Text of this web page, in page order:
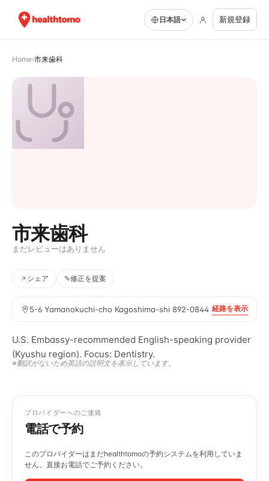
日本語 新規登録
Home›市来歯科
市来歯科
まだレビューはありません
シェア ✎修正を提案
5-6 Yamanokuchi-cho Kagoshima-shi 892-0844 経路を表示
U.S. Embassy-recommended English-speaking provider
(Kyushu region). Focus: Dentistry.
※翻訳がないため英語の説明文を表示しています。
プロバイダーへのご連絡
電話で予約
このプロバイダーはまだhealthtomoの予約システムを利用していま
せん。直接お電話でご予約ください。